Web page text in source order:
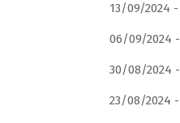
13/09/2024 -
06/09/2024 -
30/08/2024 -
23/08/2024 -